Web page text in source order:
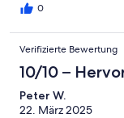
0
Verifizierte Bewertung
10/10 –
Peter W.
22. März 2025